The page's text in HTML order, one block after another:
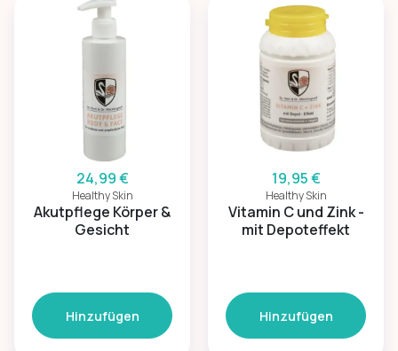
24,99 €
Healthy Skin
Akutpflege Körper &
Gesicht
Hinzufügen
19,95 €
Healthy Skin
Vitamin C und Zink -
mit Depoteffekt
Hinzufügen